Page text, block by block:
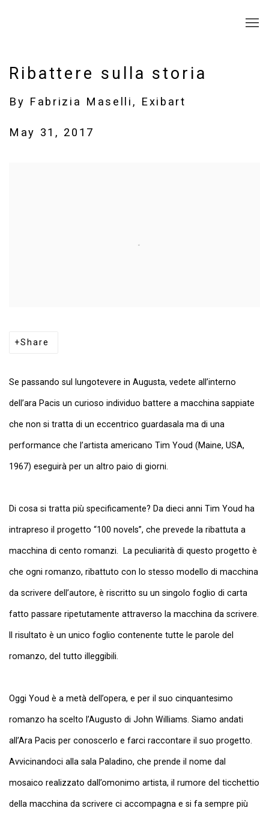
Ribattere sulla storia
By Fabrizia Maselli, Exibart
May 31, 2017
Share
Se passando sul lungotevere in Augusta, vedete all’interno
dell’ara Pacis un curioso individuo battere a macchina sappiate
che non si tratta di un eccentrico guardasala ma di una
performance che l’artista americano Tim Youd (Maine, USA,
1967) eseguirà per un altro paio di giorni.
Di cosa si tratta più specificamente? Da dieci anni Tim Youd ha
intrapreso il progetto “100 novels”, che prevede la ribattuta a
macchina di cento romanzi. La peculiarità di questo progetto è
che ogni romanzo, ribattuto con lo stesso modello di macchina
da scrivere dell’autore, è riscritto su un singolo foglio di carta
fatto passare ripetutamente attraverso la macchina da scrivere.
Il risultato è un unico foglio contenente tutte le parole del
romanzo, del tutto illeggibili.
Oggi Youd è a metà dell’opera, e per il suo cinquantesimo
romanzo ha scelto l’Augusto di John Williams. Siamo andati
all’Ara Pacis per conoscerlo e farci raccontare il suo progetto.
Avvicinandoci alla sala Paladino, che prende il nome dal
mosaico realizzato dall’omonimo artista, il rumore del ticchettio
della macchina da scrivere ci accompagna e si fa sempre più